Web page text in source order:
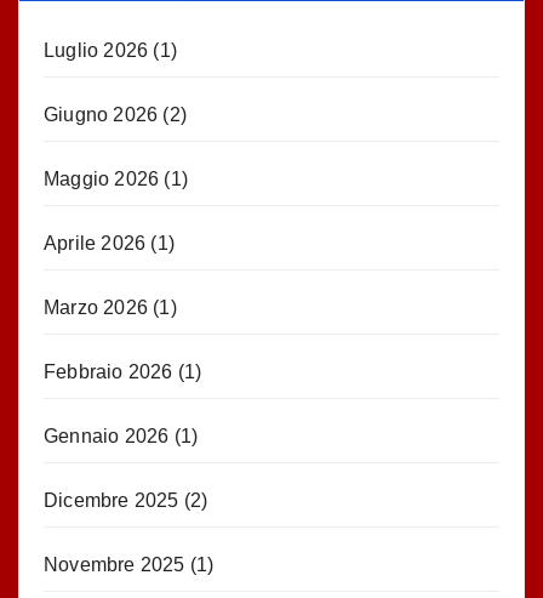
Luglio 2026 (1)
Giugno 2026 (2)
Maggio 2026 (1)
Aprile 2026 (1)
Marzo 2026 (1)
Febbraio 2026 (1)
Gennaio 2026 (1)
Dicembre 2025 (2)
Novembre 2025 (1)